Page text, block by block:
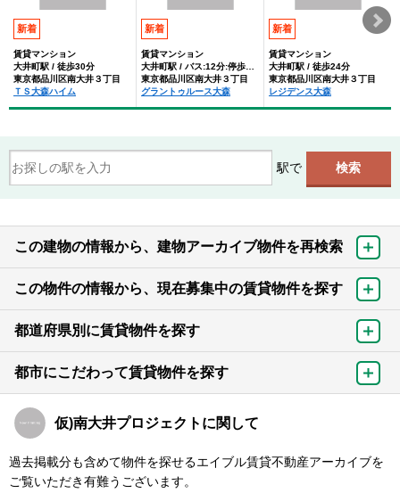
新着
賃貸マンション
大井町駅 / 徒歩30分
東京都品川区南大井３丁目
ＴＳ大森ハイム
新着
賃貸マンション
東京都品川区南大井３丁目
グラントゥルース大森
新着
賃貸マンション
大井町駅 / 徒歩24分
東京都品川区南大井３丁目
レジデンス大森
駅で
この建物の情報から、建物アーカイブ物件を再検索
この物件の情報から、現在募集中の賃貸物件を探す
都道府県別に賃貸物件を探す
都市にこだわって賃貸物件を探す
仮)南大井プロジェクトに関して
過去掲載分も含めて物件を探せるエイブル賃貸不動産アーカイブを
ご覧いただき有難うございます。